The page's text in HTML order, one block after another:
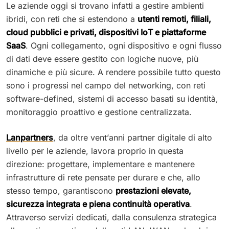
Le aziende oggi si trovano infatti a gestire ambienti
ibridi, con reti che si estendono a utenti remoti, filiali,
cloud pubblici e privati, dispositivi IoT e piattaforme
SaaS. Ogni collegamento, ogni dispositivo e ogni flusso
di dati deve essere gestito con logiche nuove, più
dinamiche e più sicure. A rendere possibile tutto questo
sono i progressi nel campo del networking, con reti
software-defined, sistemi di accesso basati su identità,
monitoraggio proattivo e gestione centralizzata.
Lanpartners, da oltre vent’anni partner digitale di alto
livello per le aziende, lavora proprio in questa
direzione: progettare, implementare e mantenere
infrastrutture di rete pensate per durare e che, allo
stesso tempo, garantiscono prestazioni elevate,
sicurezza integrata e piena continuità operativa.
Attraverso servizi dedicati, dalla consulenza strategica